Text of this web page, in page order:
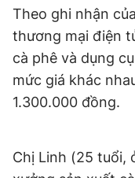
Theo ghi nhận
thương mại điện
cà phê và dụng
mức giá khác
1.300.000 đồng.
Chị Linh (25 tuổi,